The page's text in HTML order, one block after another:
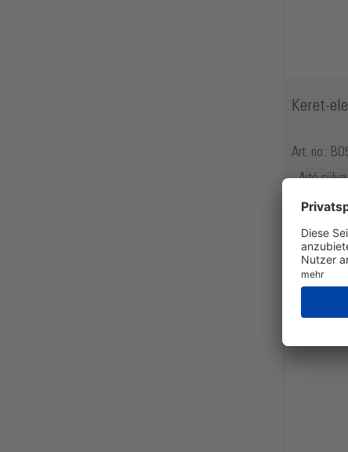
Keret-
Art. no.:
Ajtó